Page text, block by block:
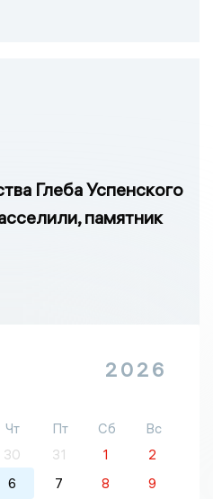
Глеба Успенского
памятник
2026
Чт Пт Сб
Вс
30 31 1
2
6 7 8
9